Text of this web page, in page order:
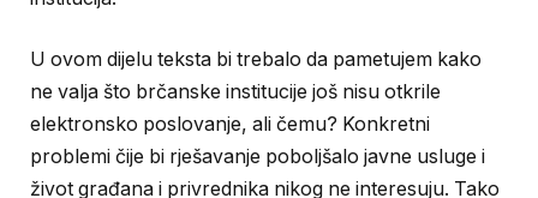
U ovom dijelu teksta bi trebalo da pametujem kako
ne valja što brčanske institucije još nisu otkrile
elektronsko poslovanje, ali čemu? Konkretni
problemi čije bi rješavanje poboljšalo javne usluge i
život građana i privrednika nikog ne interesuju. Tako